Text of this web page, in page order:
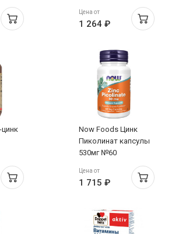
Цена от
1 264 ₽
Now Foods Цинк
Пиколинат капсулы
530мг №60
Цена от
1 715 ₽